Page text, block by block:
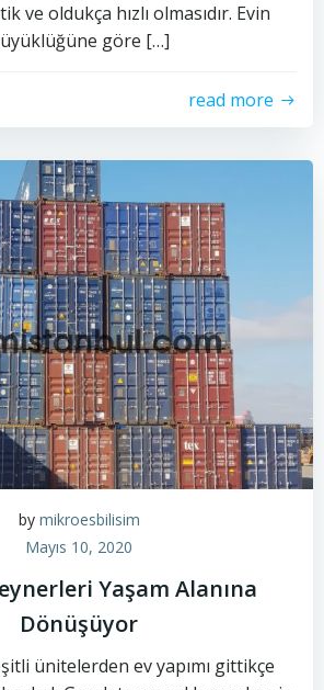
ve oldukça hızlı olmasıdır. Evin
göre […]
read more
by mikroesbilisim
Mayıs 10, 2020
Yaşam Alanına
Dönüşüyor
ünitelerden ev yapımı gittikçe